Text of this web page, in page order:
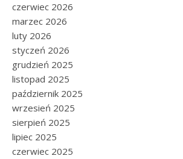
czerwiec 2026
marzec 2026
luty 2026
styczeń 2026
grudzień 2025
listopad 2025
październik 2025
wrzesień 2025
sierpień 2025
lipiec 2025
czerwiec 2025